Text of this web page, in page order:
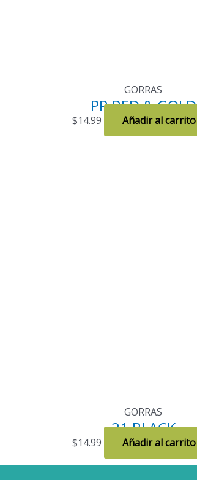
GORRAS
PR RED & GOLD
$14.99 Añadir al carrito
GORRAS
21 BLACK
$14.99 Añadir al carrito